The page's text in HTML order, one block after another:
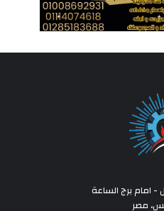
- امام برج الساعة
مصر